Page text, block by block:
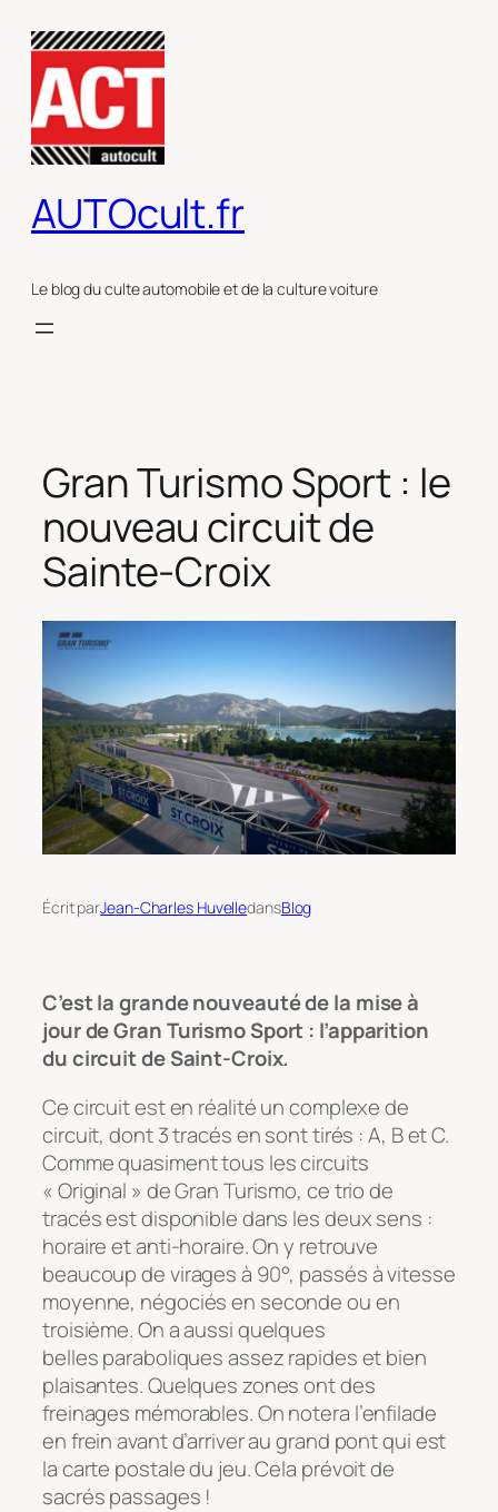
contenu
AUTOcult.fr
Le blog du culte automobile et de la culture voiture
Gran Turismo Sport : le
nouveau circuit de
Sainte-Croix
Écrit parJean-Charles HuvelledansBlog
C’est la grande nouveauté de la mise à
jour de Gran Turismo Sport : l’apparition
du circuit de Saint-Croix.
Ce circuit est en réalité un complexe de
circuit, dont 3 tracés en sont tirés : A, B et C.
Comme quasiment tous les circuits
« Original » de Gran Turismo, ce trio de
tracés est disponible dans les deux sens :
horaire et anti-horaire. On y retrouve
beaucoup de virages à 90°, passés à vitesse
moyenne, négociés en seconde ou en
troisième. On a aussi quelques
belles paraboliques assez rapides et bien
plaisantes. Quelques zones ont des
freinages mémorables. On notera l’enfilade
en frein avant d’arriver au grand pont qui est
la carte postale du jeu. Cela prévoit de
sacrés passages !